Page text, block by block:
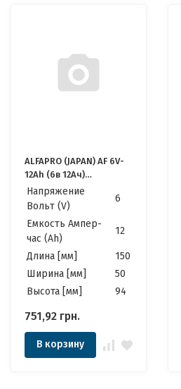
ALFAPRO (JAPAN) AF 6V-
12Ah (6в 12Ач)
Аккумулятор
Напряжение
Вольт (V)
6
Емкость Ампер-
час (Ah)
12
Длина [мм]
150
Ширина [мм]
50
Высота [мм]
94
751,92 грн.
В корзину